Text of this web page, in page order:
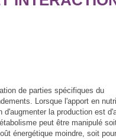
de parties spécifiques du
Lorsque l'apport en
la production est
peut être manipulé
énergétique moindre, soit pour